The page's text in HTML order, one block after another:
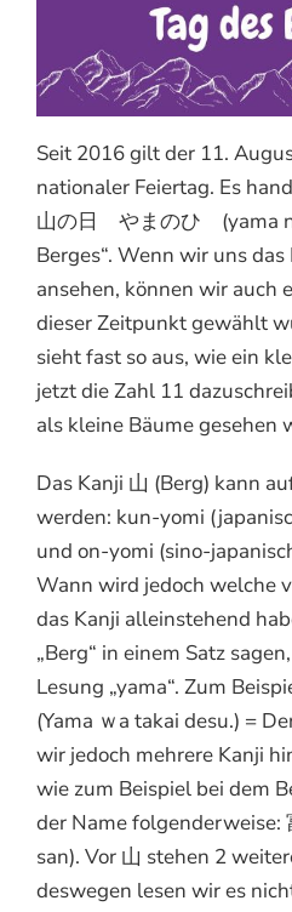
Seit 2016 gilt der 11.
nationaler Feiertag. Es
山の日 やまのひ (yama
Berges“. Wenn wir uns
ansehen, können wir auch
dieser Zeitpunkt gewählt
sieht fast so aus, wie ein
jetzt die Zahl 11
als kleine Bäume gesehen
Das Kanji 山 (Berg) kann
werden: kun-yomi
und on-yomi (sino-
Wann wird jedoch welche
das Kanji alleinstehend
„Berg“ in einem Satz
Lesung „yama“. Zum
(Yama ｗa takai desu.) =
wir jedoch mehrere Kanji
wie zum Beispiel bei dem
der Name
san). Vor 山 stehen 2
deswegen lesen wir es